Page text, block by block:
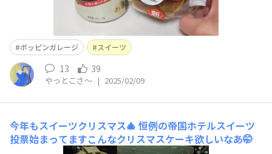
ポッピンガレージ スイーツ
13 39
やっとこさ～ | 2025/02/09
今年もスイーツクリスマス🎄 恒例の帝国ホテルスイーツ
投票始まってますこんなクリスマスケーキ欲しいなあ🤭